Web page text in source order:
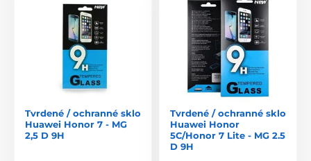
Tvrdené / ochranné sklo
Huawei Honor 7 - MG
2,5 D 9H
Tvrdené / ochranné sklo
Huawei Honor
5C/Honor 7 Lite - MG 2.5
D 9H